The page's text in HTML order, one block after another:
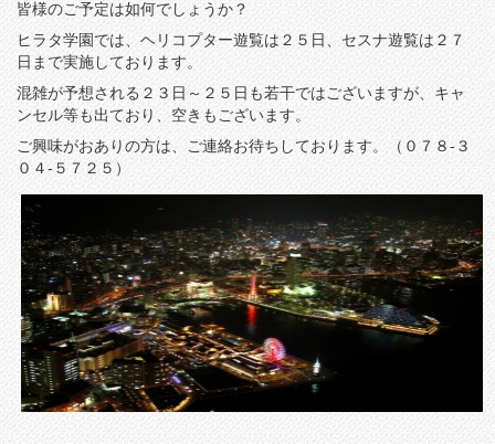
皆様のご予定は如何でしょうか？
ヒラタ学園では、ヘリコプター遊覧は２５日、セスナ遊覧は２７
日まで実施しております。
混雑が予想される２３日～２５日も若干ではございますが、キャ
ンセル等も出ており、空きもございます。
ご興味がおありの方は、ご連絡お待ちしております。（０７８-３
０４-５７２５）